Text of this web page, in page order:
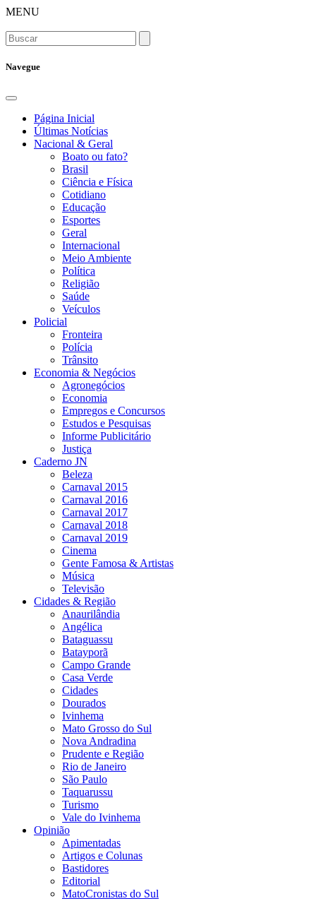
MENU
Navegue
Página Inicial
Últimas Notícias
Nacional & Geral
Boato ou fato?
Brasil
Ciência e Física
Cotidiano
Educação
Esportes
Geral
Internacional
Meio Ambiente
Política
Religião
Saúde
Veículos
Policial
Fronteira
Polícia
Trânsito
Economia & Negócios
Agronegócios
Economia
Empregos e Concursos
Estudos e Pesquisas
Informe Publicitário
Justiça
Caderno JN
Beleza
Carnaval 2015
Carnaval 2016
Carnaval 2017
Carnaval 2018
Carnaval 2019
Cinema
Gente Famosa & Artistas
Música
Televisão
Cidades & Região
Anaurilândia
Angélica
Bataguassu
Batayporã
Campo Grande
Casa Verde
Cidades
Dourados
Ivinhema
Mato Grosso do Sul
Nova Andradina
Prudente e Região
Rio de Janeiro
São Paulo
Taquarussu
Turismo
Vale do Ivinhema
Opinião
Apimentadas
Artigos e Colunas
Bastidores
Editorial
MatoCronistas do Sul